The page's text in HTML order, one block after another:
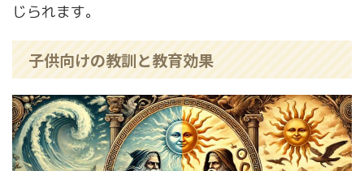
じられます。
子供向けの教訓と教育効果